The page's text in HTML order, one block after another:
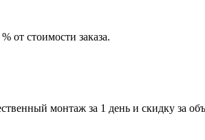
от стоимости заказа.
монтаж за 1 день и скидку за